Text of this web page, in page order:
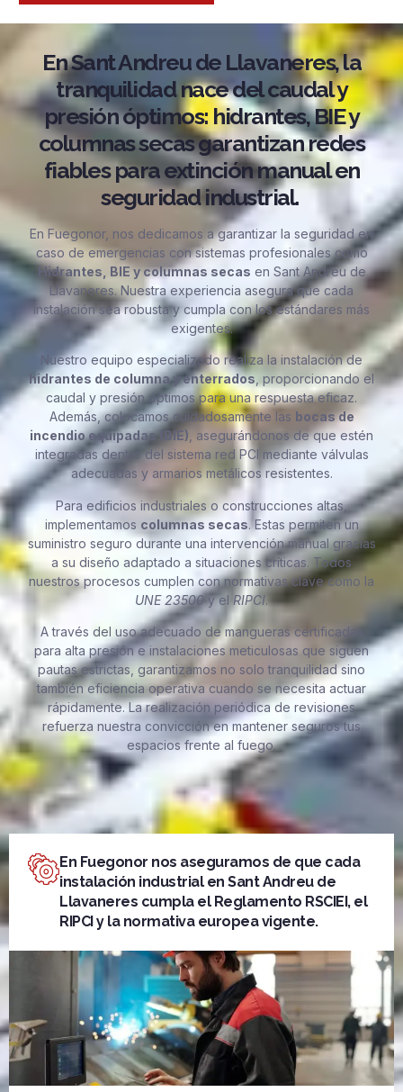
En Sant Andreu de Llavaneres, la
tranquilidad nace del caudal y
presión óptimos: hidrantes, BIE y
columnas secas garantizan redes
fiables para extinción manual en
seguridad industrial.
En Fuegonor, nos dedicamos a garantizar la seguridad en
caso de emergencias con sistemas profesionales como
Hidrantes, BIE y columnas secas en Sant Andreu de
Llavaneres. Nuestra experiencia asegura que cada
instalación sea robusta y cumpla con los estándares más
exigentes.
Nuestro equipo especializado realiza la instalación de
hidrantes de columna y enterrados , proporcionando el
caudal y presión óptimos para una respuesta eficaz.
Además, colocamos cuidadosamente las bocas de
incendio equipadas (BIE) , asegurándonos de que estén
integradas dentro del sistema red PCI mediante válvulas
adecuadas y armarios metálicos resistentes.
Para edificios industriales o construcciones altas,
implementamos columnas secas. Estas permiten un
suministro seguro durante una intervención manual gracias
a su diseño adaptado a situaciones críticas. Todos
nuestros procesos cumplen con normativas clave como la
UNE 23500 y elRIPCI.
A través del uso adecuado de mangueras certificadas
para alta presión e instalaciones meticulosas que siguen
pautas estrictas, garantizamos no solo tranquilidad sino
también eficiencia operativa cuando se necesita actuar
rápidamente. La realización periódica de revisiones
refuerza nuestra convicción en mantener seguros tus
espacios frente al fuego.
En Fuegonor nos aseguramos de que cada
instalación industrial en Sant Andreu de
Llavaneres cumpla el Reglamento RSCIEI, el
RIPCI y la normativa europea vigente.